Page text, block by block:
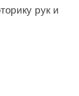
рук и